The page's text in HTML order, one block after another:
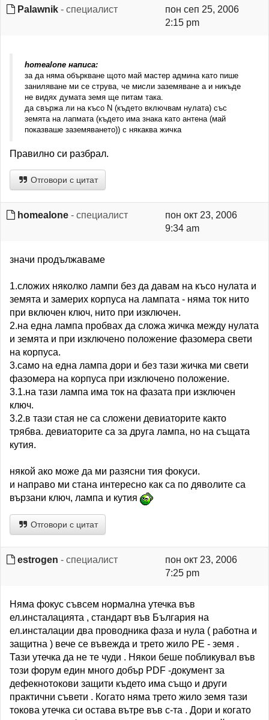
Palawnik - специалист
пон сеп 25, 2006
2:15 pm
homealone написа:
за да няма объркване щото май мастер админа като пише
заниляване ми се струва, че мисли заземяване а и никъде
не видях думата земя ще питам така.
да свържа ли на късо N (където включвам нулата) със
земята на лапмата (където има знака като антена (май
показваше заземяването)) с някаква жичка
Правилно си разбрал.
Отговори с цитат
homealone - специалист
пон окт 23, 2006
9:34 am
значи продължаваме
1.сложих няколко лампи без да давам на късо нулата и
земята и замерих корпуса на лампата - няма ток нито
при включен ключ, нито при изключен.
2.на една лампа пробвах да сложа жичка между нулата
и земята и при изключено положение фазомера свети
на корпуса.
3.само на една лампа дори и без тази жичка ми свети
фазомера на корпуса при изключено положение.
3.1.на тази лампа има ток на фазата при изключен
ключ.
3.2.в тази стая не са сложени девиаторите както
трябва. девиаторите са за друга лампа, но на същата
кутия.
някой ако може да ми разясни тия фокуси.
и направо ми стана интересно как са по дяволите са
вързани ключ, лампа и кутия
Отговори с цитат
estrogen - специалист
пон окт 23, 2006
7:25 pm
Няма фокус съвсем нормална утечка във
ел.инсталацията , стандарт във България на
ел.инсталации два проводника фаза и нула ( работна и
защитна ) вече се въвежда и трето жило PE - земя .
Тази утечка да не те чуди . Някои беше побликувал във
този форум един много добър PDF -документ за
дефекнотокови защити където има също и други
практични съвети . Когато няма трето жило земя тази
токова утечка си остава вътре във с-та . Дори и когато